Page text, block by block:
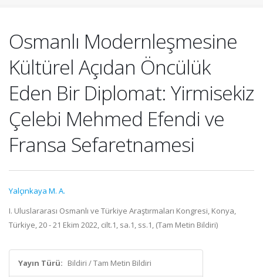
Osmanlı Modernleşmesine
Kültürel Açıdan Öncülük
Eden Bir Diplomat: Yirmisekiz
Çelebi Mehmed Efendi ve
Fransa Sefaretnamesi
Yalçınkaya M. A.
I. Uluslararası Osmanlı ve Türkiye Araştırmaları Kongresi, Konya,
Türkiye, 20 - 21 Ekim 2022, cilt.1, sa.1, ss.1, (Tam Metin Bildiri)
Yayın Türü: Bildiri / Tam Metin Bildiri